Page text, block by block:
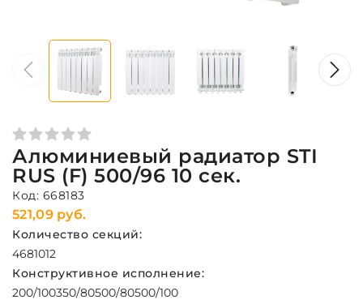
Алюминиевый радиатор STI
RUS (F) 500/96 10 сек.
Код: 668183
521,09 руб.
Количество секций:
4681012
Конструктивное исполнение:
200/100350/80500/80500/100